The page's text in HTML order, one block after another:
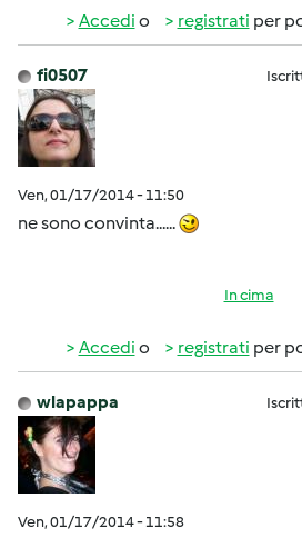
Accedi o registrati per
fi0507
Ven, 01/17/2014 - 11:50
ne sono convinta......
In cima
Accedi o registrati per
wlapappa
Ven, 01/17/2014 - 11:58